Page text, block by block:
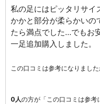
私の足にはピッタリサイ
かかと部分が柔らかいの
たら満点でした…でもお
一足追加購入しました。
この口コミは参考になりました
0人の方が「この口コミは参考